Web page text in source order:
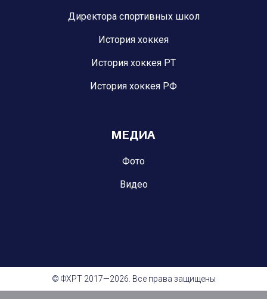
Директора спортивных школ
История хоккея
История хоккея РТ
История хоккея РФ
МЕДИА
Фото
Видео
© ФХРТ 2017—2026. Все права защищены